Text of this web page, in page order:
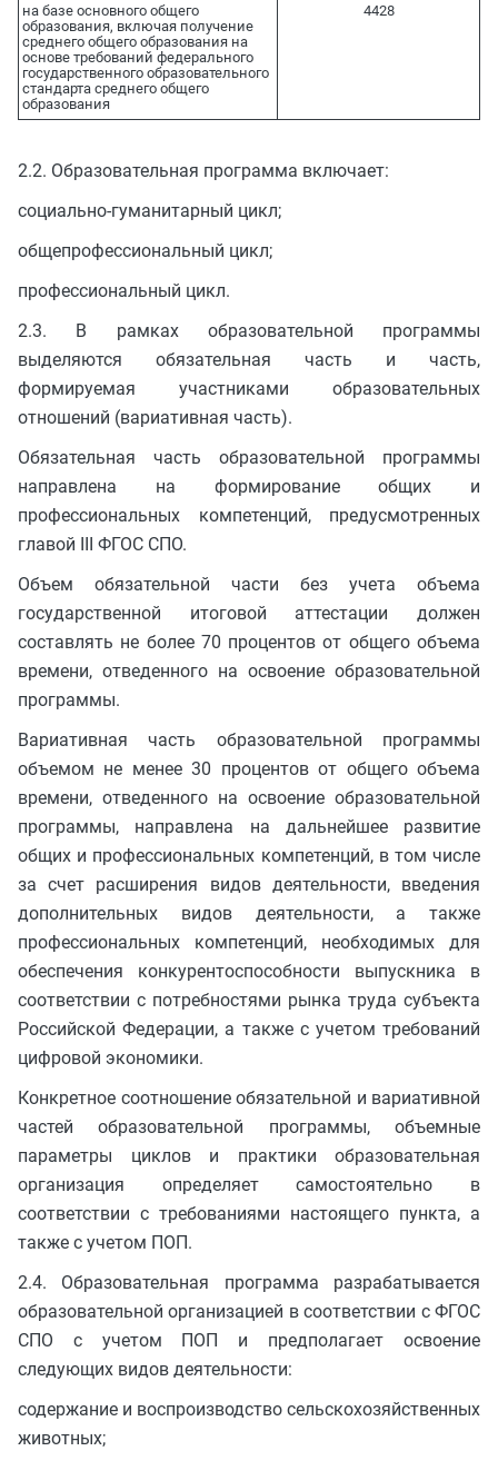
на базе основного общего
образования, включая получение
среднего общего образования на
основе требований федерального
государственного образовательного
стандарта среднего общего
образования
4428
2.2. Образовательная программа включает:
социально-гуманитарный цикл;
общепрофессиональный цикл;
профессиональный цикл.
2.3. В рамках образовательной программы
выделяются обязательная часть и часть,
формируемая участниками образовательных
отношений (вариативная часть).
Обязательная часть образовательной программы
направлена на формирование общих и
профессиональных компетенций, предусмотренных
главой III ФГОС СПО.
Объем обязательной части без учета объема
государственной итоговой аттестации должен
составлять не более 70 процентов от общего объема
времени, отведенного на освоение образовательной
программы.
Вариативная часть образовательной программы
объемом не менее 30 процентов от общего объема
времени, отведенного на освоение образовательной
программы, направлена на дальнейшее развитие
общих и профессиональных компетенций, в том числе
за счет расширения видов деятельности, введения
дополнительных видов деятельности, а также
профессиональных компетенций, необходимых для
обеспечения конкурентоспособности выпускника в
соответствии с потребностями рынка труда субъекта
Российской Федерации, а также с учетом требований
цифровой экономики.
Конкретное соотношение обязательной и вариативной
частей образовательной программы, объемные
параметры циклов и практики образовательная
организация определяет самостоятельно в
соответствии с требованиями настоящего пункта, а
также с учетом ПОП.
2.4. Образовательная программа разрабатывается
образовательной организацией в соответствии с ФГОС
СПО с учетом ПОП и предполагает освоение
следующих видов деятельности:
содержание и воспроизводство сельскохозяйственных
животных;